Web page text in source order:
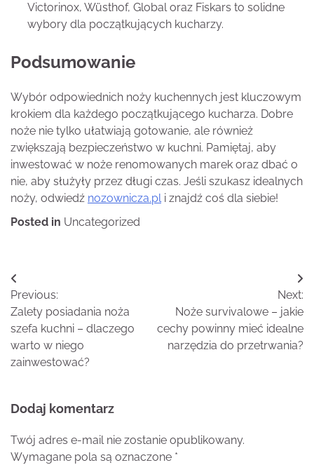
Victorinox, Wüsthof, Global oraz Fiskars to solidne
wybory dla początkujących kucharzy.
Podsumowanie
Wybór odpowiednich noży kuchennych jest kluczowym
krokiem dla każdego początkującego kucharza. Dobre
noże nie tylko ułatwiają gotowanie, ale również
zwiększają bezpieczeństwo w kuchni. Pamiętaj, aby
inwestować w noże renomowanych marek oraz dbać o
nie, aby służyły przez długi czas. Jeśli szukasz idealnych
noży, odwiedź nozownicza.pli znajdź coś dla siebie!
Posted in Uncategorized
Nawigacja
wpisu
Previous:
Zalety posiadania noża
szefa kuchni – dlaczego
warto w niego
zainwestować?
Next:
Noże survivalowe – jakie
cechy powinny mieć idealne
narzędzia do przetrwania?
Dodaj komentarz
Twój adres e-mail nie zostanie opublikowany.
Wymagane pola są oznaczone *